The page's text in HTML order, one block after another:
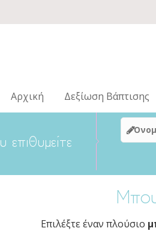
Αρχική Δεξίωση Βάπτισης
Επιλέξτε έναν πλούσιο